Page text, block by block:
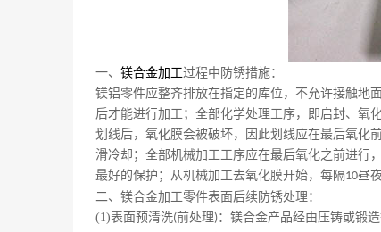
一、 镁合金加工过程中防锈措施：
镁铝零件应整齐排放在指定的库位，不允许接触地
后才能进行加工；全部化学处理工序，即启封、氧
划线后，氧化膜会被破坏，因此划线应在最后氧化
滑冷却；全部机械加工工序应在最后氧化之前进行
最好的保护；从机械加工去氧化膜开始，每隔10昼
二、镁合金加工零件表面后续防锈处理 ：
(1)表面预清洗(前处理)：镁合金产品经由压铸或锻